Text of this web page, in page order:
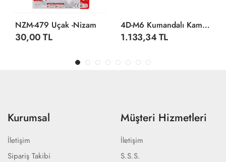
NZM-479 Uçak -Nizam
30,00 TL
4D-M6 Kumandalı Kameralı Helikopter 4ch
1.133,34 TL
Kurumsal
İletişim
Sipariş Takibi
Müşteri Hizmetleri
İletişim
S.S.S.